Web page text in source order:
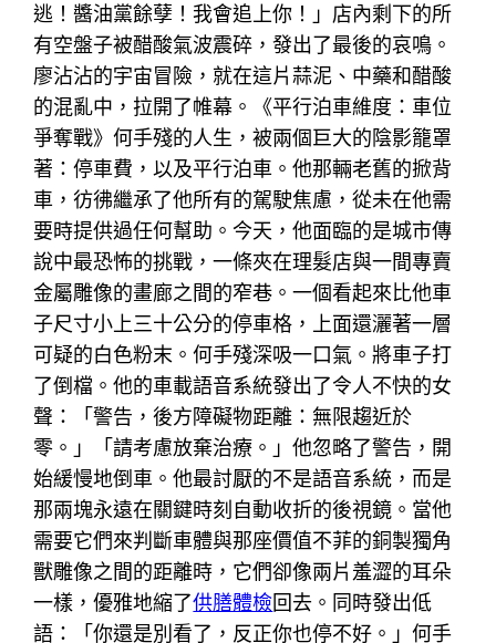
逃！醬油黨餘孽！我會追上你！」店內剩下的所
有空盤子被醋酸氣波震碎，發出了最後的哀鳴。
廖沾沾的宇宙冒險，就在這片蒜泥、中藥和醋酸
的混亂中，拉開了帷幕。《平行泊車維度：車位
爭奪戰》何手殘的人生，被兩個巨大的陰影籠罩
著：停車費，以及平行泊車。他那輛老舊的掀背
車，彷彿繼承了他所有的駕駛焦慮，從未在他需
要時提供過任何幫助。今天，他面臨的是城市傳
說中最恐怖的挑戰，一條夾在理髮店與一間專賣
金屬雕像的畫廊之間的窄巷。一個看起來比他車
子尺寸小上三十公分的停車格，上面還灑著一層
可疑的白色粉末。何手殘深吸一口氣。將車子打
了倒檔。他的車載語音系統發出了令人不快的女
聲：「警告，後方障礙物距離：無限趨近於
零。」「請考慮放棄治療。」他忽略了警告，開
始緩慢地倒車。他最討厭的不是語音系統，而是
那兩塊永遠在關鍵時刻自動收折的後視鏡。當他
需要它們來判斷車體與那座價值不菲的銅製獨角
獸雕像之間的距離時，它們卻像兩片羞澀的耳朵
一樣，優雅地縮了供膳體檢回去。同時發出低
語：「你還是別看了，反正你也停不好。」何手